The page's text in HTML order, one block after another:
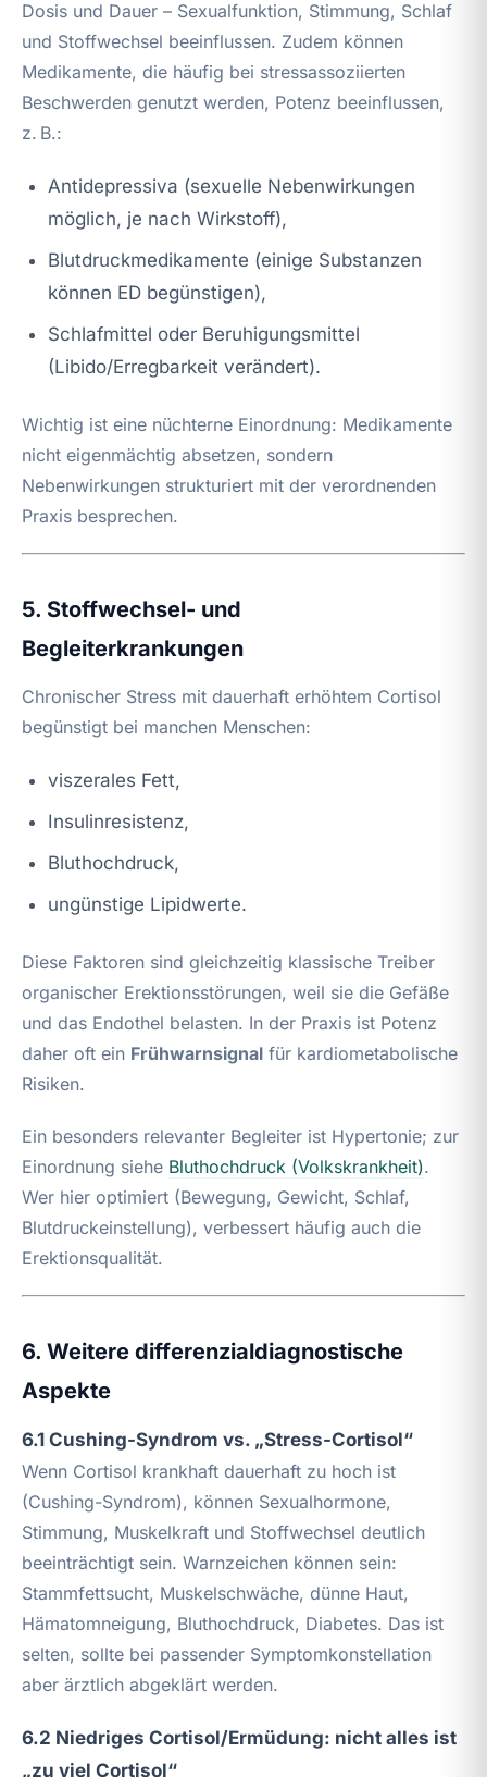
Dosis und Dauer – Sexualfunktion, Stimmung, Schlaf
und Stoffwechsel beeinflussen. Zudem können
Medikamente, die häufig bei stressassoziierten
Beschwerden genutzt werden, Potenz beeinflussen,
z. B.:
Antidepressiva (sexuelle Nebenwirkungen
möglich, je nach Wirkstoff),
Blutdruckmedikamente (einige Substanzen
können ED begünstigen),
Schlafmittel oder Beruhigungsmittel
(Libido/Erregbarkeit verändert).
Wichtig ist eine nüchterne Einordnung: Medikamente
nicht eigenmächtig absetzen, sondern
Nebenwirkungen strukturiert mit der verordnenden
Praxis besprechen.
5. Stoffwechsel- und
Begleiterkrankungen
Chronischer Stress mit dauerhaft erhöhtem Cortisol
begünstigt bei manchen Menschen:
viszerales Fett,
Insulinresistenz,
Bluthochdruck,
ungünstige Lipidwerte.
Diese Faktoren sind gleichzeitig klassische Treiber
organischer Erektionsstörungen, weil sie die Gefäße
und das Endothel belasten. In der Praxis ist Potenz
daher oft ein Frühwarnsignal für kardiometabolische
Risiken.
Ein besonders relevanter Begleiter ist Hypertonie; zur
Einordnung siehe Bluthochdruck (Volkskrankheit).
Wer hier optimiert (Bewegung, Gewicht, Schlaf,
Blutdruckeinstellung), verbessert häufig auch die
Erektionsqualität.
6. Weitere differenzialdiagnostische
Aspekte
6.1 Cushing-Syndrom vs. „Stress-Cortisol“
Wenn Cortisol krankhaft dauerhaft zu hoch ist
(Cushing-Syndrom), können Sexualhormone,
Stimmung, Muskelkraft und Stoffwechsel deutlich
beeinträchtigt sein. Warnzeichen können sein:
Stammfettsucht, Muskelschwäche, dünne Haut,
Hämatomneigung, Bluthochdruck, Diabetes. Das ist
selten, sollte bei passender Symptomkonstellation
aber ärztlich abgeklärt werden.
6.2 Niedriges Cortisol/Ermüdung: nicht alles ist
„zu viel Cortisol“